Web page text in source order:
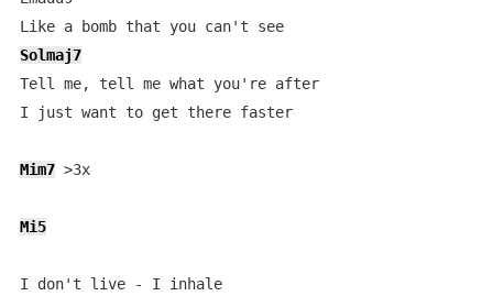
Like a bomb that you can't see
Solmaj7
Tell me, tell me what you're after
I just want to get there faster
Mim7 >3x
Mi5
I don't live - I inhale